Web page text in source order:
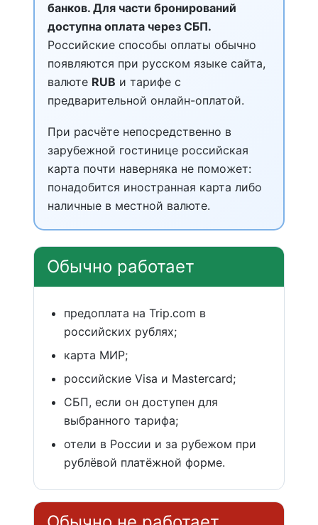
банков. Для части бронирований
доступна оплата через СБП.
Российские способы оплаты обычно
появляются при русском языке сайта,
валюте RUB и тарифе с
предварительной онлайн-оплатой.
При расчёте непосредственно в
зарубежной гостинице российская
карта почти наверняка не поможет:
понадобится иностранная карта либо
наличные в местной валюте.
Обычно работает
предоплата на Trip.com в
российских рублях;
карта МИР;
российские Visa и Mastercard;
СБП, если он доступен для
выбранного тарифа;
отели в России и за рубежом при
рублёвой платёжной форме.